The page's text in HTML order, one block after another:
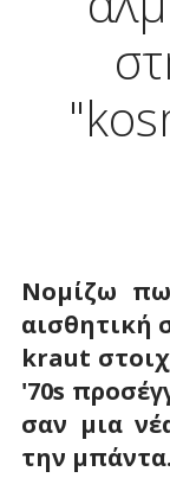
Νομίζω
αισθητική
kraut
'70s
σαν μια
την μπάντα.